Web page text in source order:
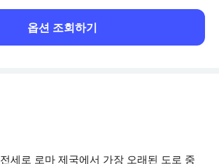
옵션 조회하기
세로 로마 제국에서 가장 오래된 도로 중